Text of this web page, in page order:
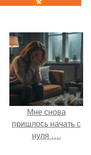
Мне снова
пришлось начать с
нуля ….